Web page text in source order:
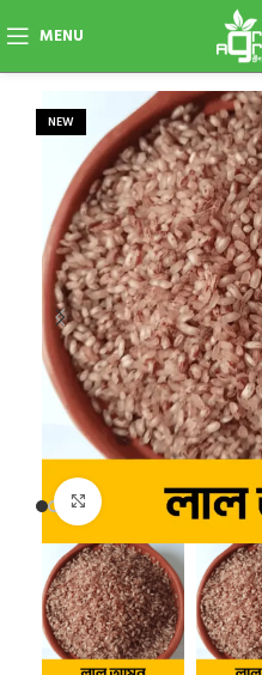
MENU
NEW
Click to enlarge